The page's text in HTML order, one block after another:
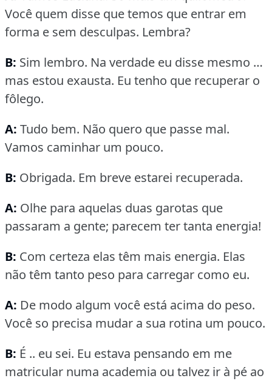
Você quem disse que temos que entrar em
forma e sem desculpas. Lembra?
B: Sim lembro. Na verdade eu disse mesmo …
mas estou exausta. Eu tenho que recuperar o
fôlego.
A: Tudo bem. Não quero que passe mal.
Vamos caminhar um pouco.
B: Obrigada. Em breve estarei recuperada.
A: Olhe para aquelas duas garotas que
passaram a gente; parecem ter tanta energia!
B: Com certeza elas têm mais energia. Elas
não têm tanto peso para carregar como eu.
A: De modo algum você está acima do peso.
Você so precisa mudar a sua rotina um pouco.
B: É .. eu sei. Eu estava pensando em me
matricular numa academia ou talvez ir à pé ao